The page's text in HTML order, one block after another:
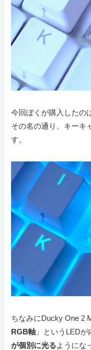
今回ぼくが購入したの
その名の通り、キーキ
す。
ちなみにDucky One 2
RGB軸 」というLED
が個別に光るようにな